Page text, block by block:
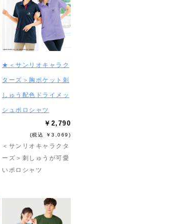
★＜サンリオキャラク
ターズ＞胸ポケット刺
しゅう配色ドライメッ
シュポロシャツ
￥2,790
(税込 ￥3,069)
＜サンリオキャラクタ
ーズ＞刺しゅうが可愛
いポロシャツ